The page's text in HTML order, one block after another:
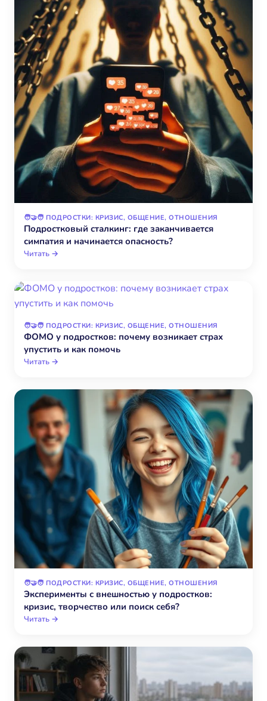
🧑‍🤝‍🧑 ПОДРОСТКИ: КРИЗИС, ОБЩЕНИЕ, ОТНОШЕНИЯ
Подростковый сталкинг: где заканчивается
симпатия и начинается опасность?
Читать →
🧑‍🤝‍🧑 ПОДРОСТКИ: КРИЗИС, ОБЩЕНИЕ, ОТНОШЕНИЯ
ФОМО у подростков: почему возникает страх
упустить и как помочь
Читать →
🧑‍🤝‍🧑 ПОДРОСТКИ: КРИЗИС, ОБЩЕНИЕ, ОТНОШЕНИЯ
Эксперименты с внешностью у подростков:
кризис, творчество или поиск себя?
Читать →